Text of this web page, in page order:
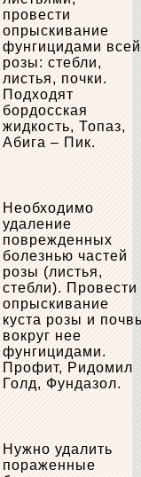
провести
опрыскивание
фунгицидами всей
розы: стебли,
листья, почки.
Подходят
бордосская
жидкость, Топаз,
Абига – Пик.
Необходимо
удаление
поврежденных
болезнью частей
розы (листья,
стебли). Провести
опрыскивание
куста розы и
вокруг нее
фунгицидами.
Профит, Ридомил
Голд, Фундазол.
Нужно удалить
пораженные